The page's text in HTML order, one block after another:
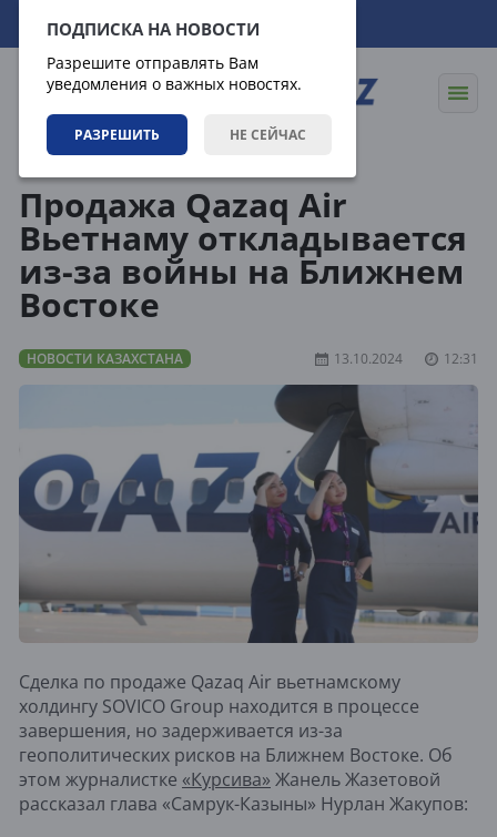
ПОДПИСКА НА НОВОСТИ
Разрешите отправлять Вам
уведомления о важных новостях.
РАЗРЕШИТЬ НЕ СЕЙЧАС
09.08.2026 04:19:51
Продажа Qazaq Air
Вьетнаму откладывается
из-за войны на Ближнем
Востоке
НОВОСТИ КАЗАХСТАНА 13.10.2024 12:31
Сделка по продаже Qazaq Air вьетнамскому
холдингу SOVICO Group находится в процессе
завершения, но задерживается из-за
геополитических рисков на Ближнем Востоке. Об
этом журналистке «Курсива» Жанель Жазетовой
рассказал глава «Самрук-Казыны» Нурлан Жакупов: